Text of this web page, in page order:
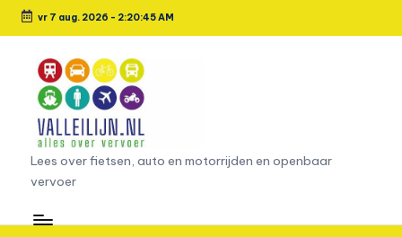
Ga
inhoud
vr 7 aug. 2026 - 2:20:46 AM
L
e
e
Lees over fietsen, auto en motorrijden en openbaar
vervoer